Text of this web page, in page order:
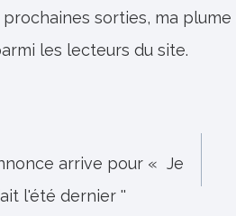
prochaines sorties, ma
les lecteurs du site.
arrive pour « Je
l'été dernier ''